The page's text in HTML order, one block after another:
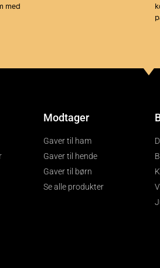
med
Modtager
Gaver til ham
Gaver til hende
Gaver til børn
Se alle produkter